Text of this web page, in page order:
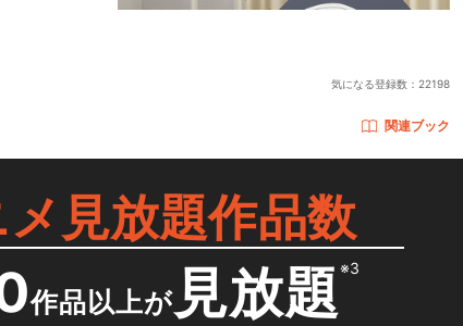
気になる登録数： 22198
関連ブック
見放題作品数
作品以上が 見放題※3